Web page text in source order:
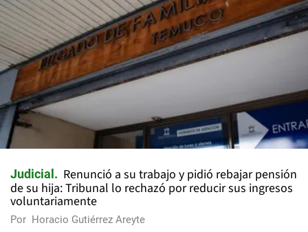
Judicial
Renunció a su trabajo y pidió rebajar pensión
de su hija: Tribunal lo rechazó por reducir sus ingresos
voluntariamente
Por Horacio Gutiérrez Areyte